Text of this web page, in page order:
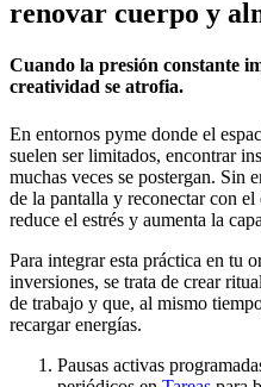
renovar cuerpo y
Cuando la presión constante
creatividad se atrofia.
En entornos pyme donde el
suelen ser limitados, encontrar
muchas veces se postergan. Sin
de la pantalla y reconectar con
reduce el estrés y aumenta la
Para integrar esta práctica en tu
inversiones, se trata de crear
de trabajo y que, al mismo
recargar energías.
Pausas activas